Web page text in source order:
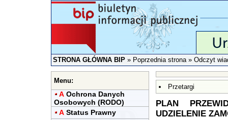
STRONA GŁÓWNA BIP»Poprzednia strona» Odczyt
Menu:
A Ochrona Danych
Osobowych (RODO)
A Status Prawny
Przetargi
PLAN
UDZIELENIE